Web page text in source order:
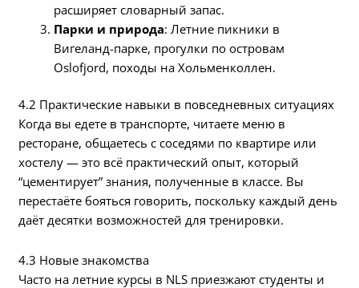
расширяет словарный запас.
Парки и природа: Летние пикники в
Вигеланд-парке, прогулки по островам
Oslofjord, походы на Хольменколлен.
4.2 Практические навыки в повседневных ситуациях
Когда вы едете в транспорте, читаете меню в
ресторане, общаетесь с соседями по квартире или
хостелу — это всё практический опыт, который
“цементирует” знания, полученные в классе. Вы
перестаёте бояться говорить, поскольку каждый день
даёт десятки возможностей для тренировки.
4.3 Новые знакомства
Часто на летние курсы в NLS приезжают студенты и